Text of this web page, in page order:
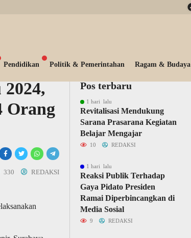
Pendidikan Politik & Pemerintahan Ragam & Budaya
Orang
330 REDAKSI
Pos terbaru
1 hari lalu
Revitalisasi Mendukung
Sarana Prasarana Kegiatan
Belajar Mengajar
10 REDAKSI
1 hari lalu
Reaksi Publik Terhadap
Gaya Pidato Presiden
Ramai Diperbincangkan di
Media Sosial
9 REDAKSI